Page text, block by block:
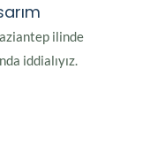
ilinde
iddialıyız.